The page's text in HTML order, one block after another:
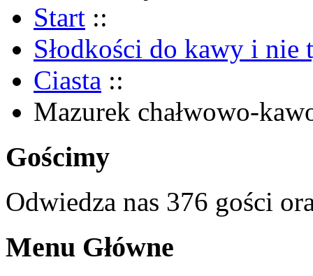
Start ::
Słodkości do kawy i nie
Ciasta ::
Mazurek chałwowo-
Gościmy
Odwiedza nas 376 gości
Menu Główne